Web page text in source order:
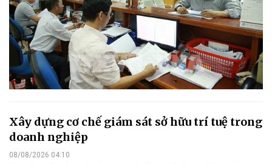
Xây dựng cơ chế giám sát sở hữu trí tuệ trong
doanh nghiệp
08/08/2026 04:10